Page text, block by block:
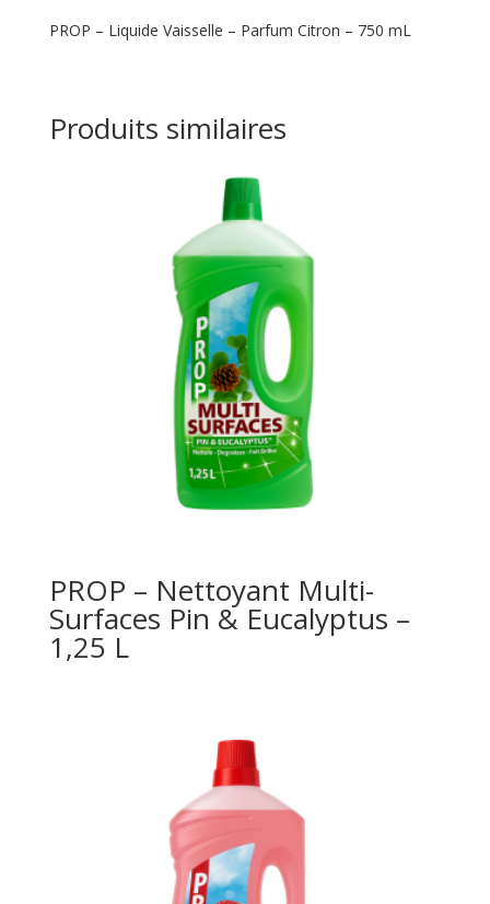
PROP – Liquide Vaisselle – Parfum Citron – 750 mL
Produits similaires
PROP – Nettoyant Multi-
Surfaces Pin & Eucalyptus –
1,25 L